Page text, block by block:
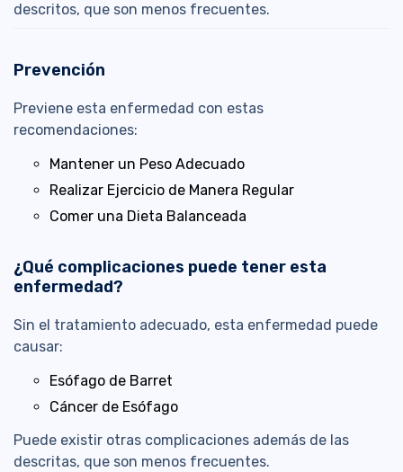
descritos, que son menos frecuentes.
Prevención
Previene esta enfermedad con estas
recomendaciones:
Mantener un Peso Adecuado
Realizar Ejercicio de Manera Regular
Comer una Dieta Balanceada
¿Qué complicaciones puede tener esta
enfermedad?
Sin el tratamiento adecuado, esta enfermedad puede
causar:
Esófago de Barret
Cáncer de Esófago
Puede existir otras complicaciones además de las
descritas, que son menos frecuentes.